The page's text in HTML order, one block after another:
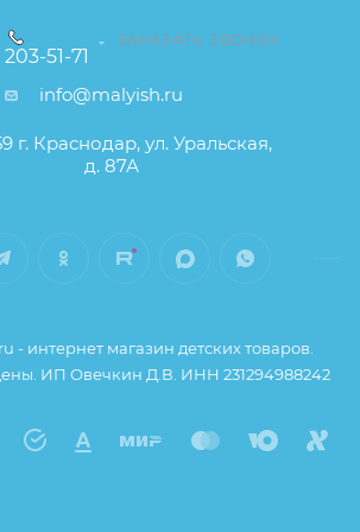
51-71
ЗАКАЗАТЬ ЗВОНОК
info@malyish.ru
г. Краснодар, ул. Уральская,
д. 87А
- интернет магазин детских товаров.
ИП Овечкин Д.В. ИНН 231294988242